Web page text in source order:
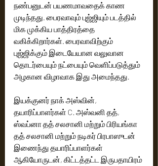
நண்பனுடன் பயணமாவதைக் காண
முடிந்தது. பைரவாவும் புஜ்ஜியும் படத்தில்
மிக முக்கிய பாத்திரத்தை
வகிக்கிறார்கள். பைரவாவிற்கும்
புஜ்ஜிக்கும் இடையேயான வலுவான
தொடர்பையும் நட்பையும் வெளிப்படுத்தும்
அழகான விழாவாக இது அமைந்தது.
இயக்குனர் நாக் அஸ்வின்,
தயாரிப்பாளர்கள் C. அஸ்வனி தத்,
ஸ்வப்னா தத் சலசானி மற்றும் பிரியங்கா
தத் சலசானி மற்றும் நடிகர் பிரபாஸுடன்
இணைந்து தயாரிப்பாளர்கள்
ஆகியோருடன், கிட்டத்தட்ட இருபதாயிரம்